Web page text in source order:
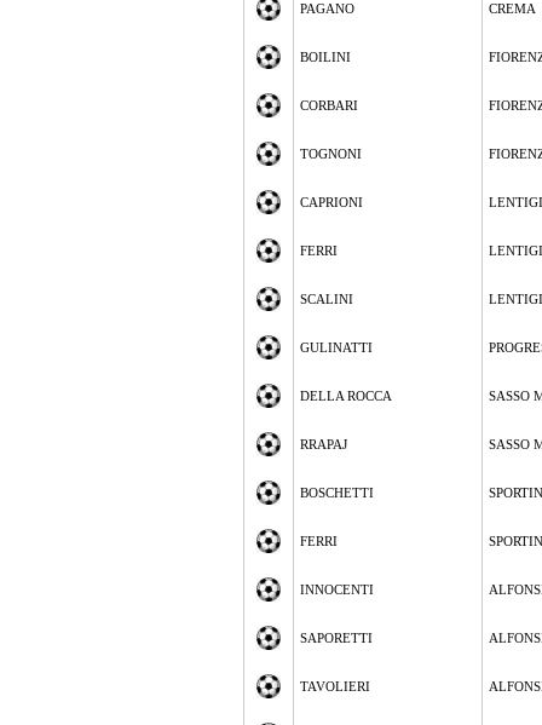
PAGANO CREMA
BOILINI
CORBARI
TOGNONI
CAPRIONI
FERRI
SCALINI
GULINATTI
DELLA ROCCA SASSO
RRAPAJ SASSO
BOSCHETTI
FERRI
INNOCENTI
SAPORETTI
TAVOLIERI